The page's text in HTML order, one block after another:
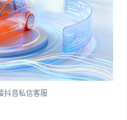
抖音私信客服